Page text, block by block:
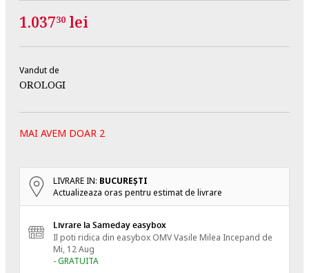
1.03730 lei
Vandut de
OROLOGI
MAI AVEM DOAR 2
LIVRARE IN: BUCUREŞTI
Actualizeaza oras pentru estimat de livrare
Livrare la Sameday easybox
Il poti ridica din easybox OMV Vasile Milea Incepand de
Mi, 12 Aug
- GRATUITA